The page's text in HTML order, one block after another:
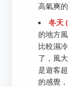
高氣爽
冬天
的地方
比較濕
了，風
是遊客
的感覺